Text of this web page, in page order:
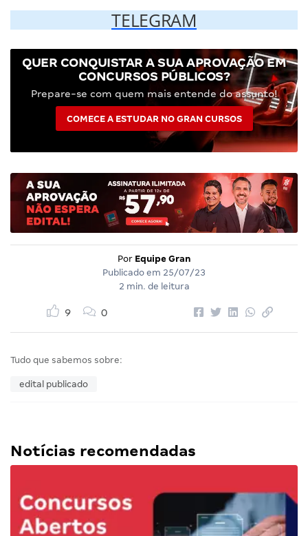
TELEGRAM
QUER CONQUISTAR A SUA APROVAÇÃO EM
CONCURSOS PÚBLICOS?
Prepare-se com quem mais entende do assunto!
COMECE A ESTUDAR NO GRAN CURSOS
Por Equipe Gran
Publicado em 25/07/23
2 min. de leitura
9 0
Tudo que sabemos sobre:
edital publicado
Notícias recomendadas